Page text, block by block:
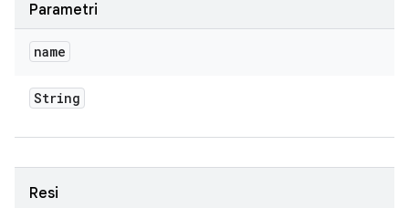
Parametri
name
String
Resi